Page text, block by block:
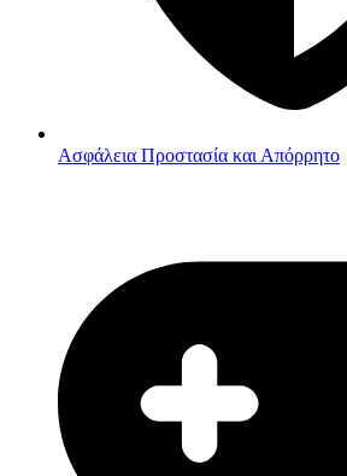
Ασφάλεια Προστασία και Απόρρητο